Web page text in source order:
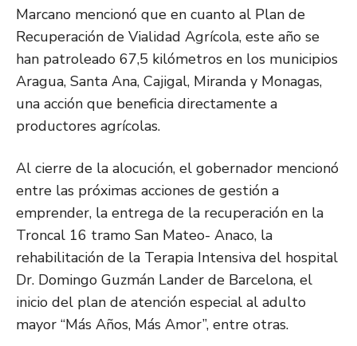
Marcano mencionó que en cuanto al Plan de
Recuperación de Vialidad Agrícola, este año se
han patroleado 67,5 kilómetros en los municipios
Aragua, Santa Ana, Cajigal, Miranda y Monagas,
una acción que beneficia directamente a
productores agrícolas.
Al cierre de la alocución, el gobernador mencionó
entre las próximas acciones de gestión a
emprender, la entrega de la recuperación en la
Troncal 16 tramo San Mateo- Anaco, la
rehabilitación de la Terapia Intensiva del hospital
Dr. Domingo Guzmán Lander de Barcelona, el
inicio del plan de atención especial al adulto
mayor “Más Años, Más Amor”, entre otras.